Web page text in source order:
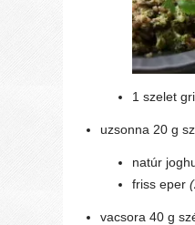
1 szelet
uzsonna 20 g
natúr
friss eper
vacsora 40 g